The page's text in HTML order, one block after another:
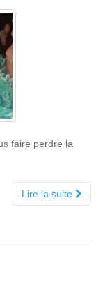
faire perdre la
Lire la suite